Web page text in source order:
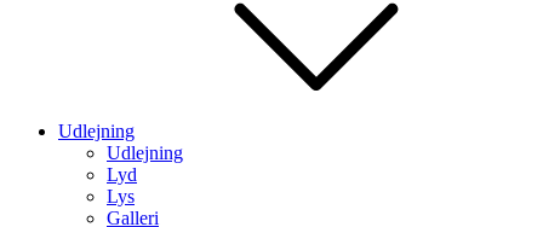
Udlejning
Udlejning
Lyd
Lys
Galleri